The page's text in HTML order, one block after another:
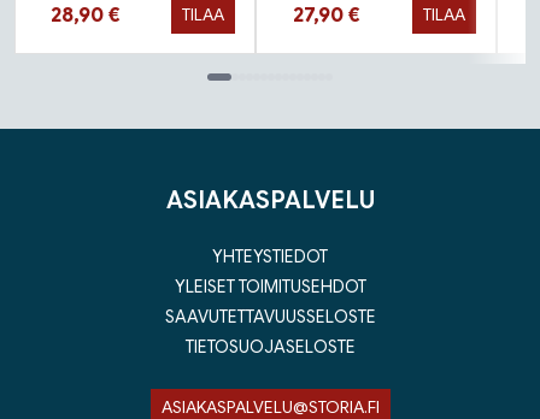
Hinta nyt
28,90 € TILAA Hinta nyt
27,90 € TILAA
ASIAKASPALVELU
YHTEYSTIEDOT
YLEISET TOIMITUSEHDOT
SAAVUTETTAVUUSSELOSTE
TIETOSUOJASELOSTE
ASIAKASPALVELU@STORIA.FI